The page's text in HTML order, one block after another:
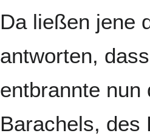
Da ließen jene
antworten,
entbrannte nun
Barachels, des